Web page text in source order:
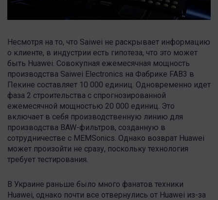
Несмотря на то, что Saiwei не раскрывает информацию
о клиенте, в индустрии есть гипотеза, что это может
быть Huawei. Совокупная ежемесячная мощность
производства Saiwei Electronics на Фабрике FAB3 в
Пекине составляет 10 000 единиц. Одновременно идет
фаза 2 строительства с спрогнозированной
ежемесячной мощностью 20 000 единиц. Это
включает в себя производственную линию для
производства BAW-фильтров, созданную в
сотрудничестве с MEMSonics. Однако возврат Huawei
может произойти не сразу, поскольку технология
требует тестирования.
В Украине раньше было много фанатов техники
Huawei, однако почти все отвернулись от Huawei из-за